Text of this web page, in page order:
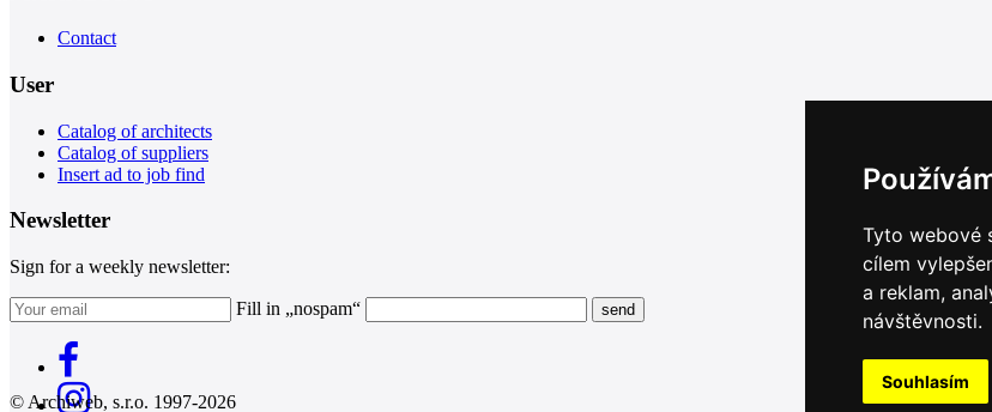
Tyto webové
cílem
a reklam,
návštěvnosti.
Souhlasím
Contact
User
Catalog of architects
Catalog of suppliers
Insert ad to job find
Newsletter
Sign for a weekly newsletter:
Fill in „nospam“
© Archiweb, s.r.o. 1997-2026